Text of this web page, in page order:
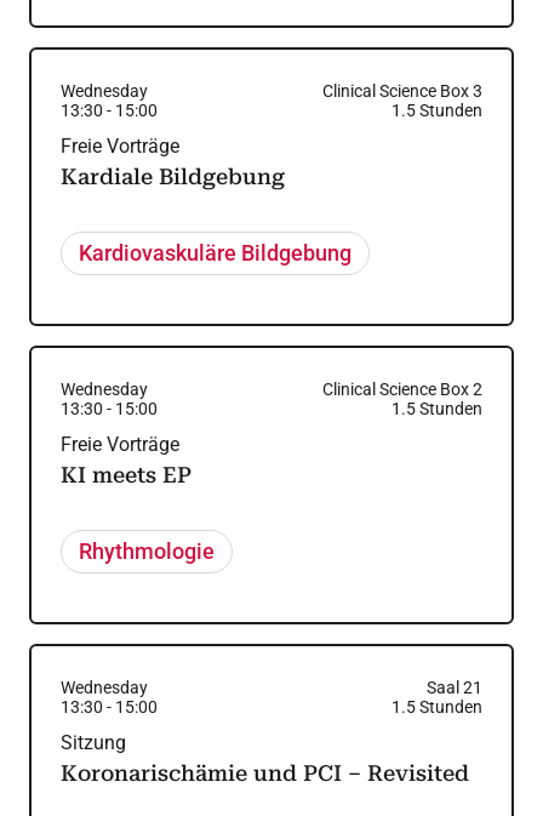
Wednesday
Clinical Science Box 3
13:30 - 15:00 1.5Stunden
Freie Vorträge
Kardiale Bildgebung
Kardiovaskuläre Bildgebung
Wednesday
Clinical Science Box 2
13:30 - 15:00 1.5Stunden
Freie Vorträge
KI meets EP
Rhythmologie
Wednesday
Saal 21
13:30 - 15:00 1.5Stunden
Sitzung
Koronarischämie und PCI – Revisited